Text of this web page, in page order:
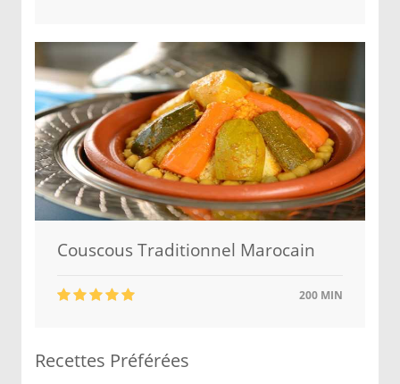
Couscous Traditionnel Marocain
200 MIN
Recettes Préférées